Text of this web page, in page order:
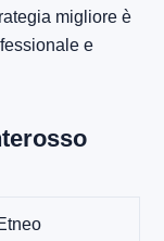
migliore è
e